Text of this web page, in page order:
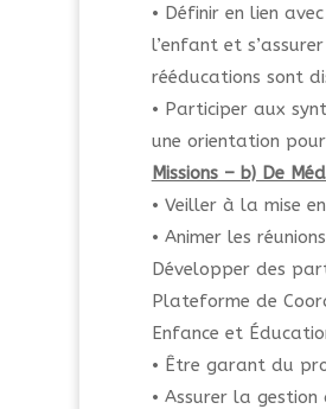
• Définir en lien
l’enfant et
rééducations sont
• Participer aux
une orientation
Missions – b) De
• Veiller à la mise
• Animer les
Développer des
Plateforme de
Enfance et
• Être garant du
• Assurer la